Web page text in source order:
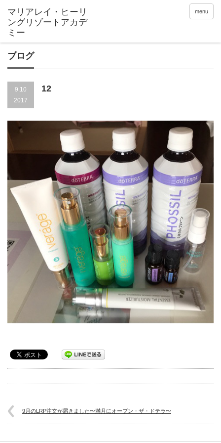
menu
ブログ
9.10
2017
12
9月のLRP注文が届きました〜満月にオープン・ザ・ドテラ〜